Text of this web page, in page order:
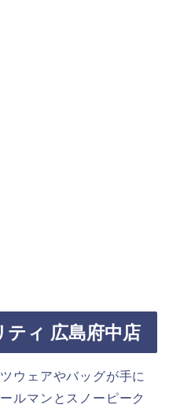
ティ 広島府中店
ウェアやバッグが手に
ルマンとスノーピーク